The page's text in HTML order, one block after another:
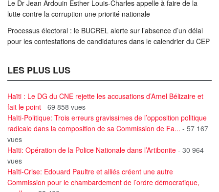
Le Dr Jean Ardouin Esther Louis-Charles appelle à faire de la
lutte contre la corruption une priorité nationale
Processus électoral : le BUCREL alerte sur l’absence d’un délai
pour les contestations de candidatures dans le calendrier du CEP
LES PLUS LUS
Haïti : Le DG du CNE rejette les accusations d’Arnel Bélizaire et
fait le point - 69 858 vues
Haïti-Politique: Trois erreurs gravissimes de l’opposition politique
radicale dans la composition de sa Commission de Fa... - 57 167
vues
Haïti: Opération de la Police Nationale dans l’Artibonite - 30 964
vues
Haïti-Crise: Edouard Paultre et alliés créent une autre
Commission pour le chambardement de l’ordre démocratique,